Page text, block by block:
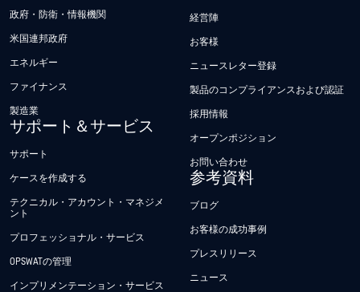
政府・防衛・情報機関
米国連邦政府
エネルギー
ファイナンス
製造業
サポート＆サービス
サポート
ケースを作成する
テクニカル・アカウント・マネジメ
ント
プロフェッショナル・サービス
OPSWATの管理
インプリメンテーション・サービス
経営陣
お客様
ニュースレター登録
製品のコンプライアンスおよび認証
採用情報
オープンポジション
お問い合わせ
参考資料
ブログ
お客様の成功事例
プレスリリース
ニュース